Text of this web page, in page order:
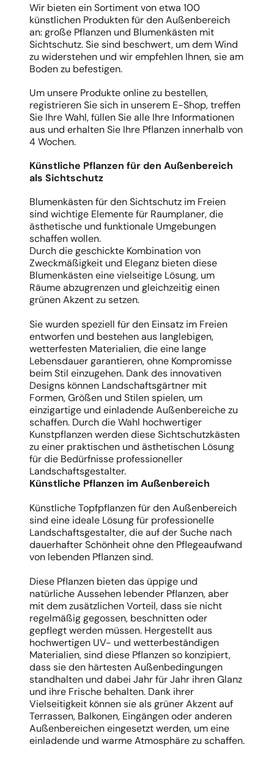
Wir bieten ein Sortiment von etwa 100
künstlichen Produkten für den Außenbereich
an: große Pflanzen und Blumenkästen mit
Sichtschutz. Sie sind beschwert, um dem Wind
zu widerstehen und wir empfehlen Ihnen, sie am
Boden zu befestigen.
Um unsere Produkte online zu bestellen,
registrieren Sie sich in unserem E-Shop, treffen
Sie Ihre Wahl, füllen Sie alle Ihre Informationen
aus und erhalten Sie Ihre Pflanzen innerhalb von
4 Wochen.
Künstliche Pflanzen für den Außenbereich
als Sichtschutz
Blumenkästen für den Sichtschutz im Freien
sind wichtige Elemente für Raumplaner, die
ästhetische und funktionale Umgebungen
schaffen wollen.
Durch die geschickte Kombination von
Zweckmäßigkeit und Eleganz bieten diese
Blumenkästen eine vielseitige Lösung, um
Räume abzugrenzen und gleichzeitig einen
grünen Akzent zu setzen.
Sie wurden speziell für den Einsatz im Freien
entworfen und bestehen aus langlebigen,
wetterfesten Materialien, die eine lange
Lebensdauer garantieren, ohne Kompromisse
beim Stil einzugehen. Dank des innovativen
Designs können Landschaftsgärtner mit
Formen, Größen und Stilen spielen, um
einzigartige und einladende Außenbereiche zu
schaffen. Durch die Wahl hochwertiger
Kunstpflanzen werden diese Sichtschutzkästen
zu einer praktischen und ästhetischen Lösung
für die Bedürfnisse professioneller
Landschaftsgestalter.
Künstliche Pflanzen im Außenbereich
Künstliche Topfpflanzen für den Außenbereich
sind eine ideale Lösung für professionelle
Landschaftsgestalter, die auf der Suche nach
dauerhafter Schönheit ohne den Pflegeaufwand
von lebenden Pflanzen sind.
Diese Pflanzen bieten das üppige und
natürliche Aussehen lebender Pflanzen, aber
mit dem zusätzlichen Vorteil, dass sie nicht
regelmäßig gegossen, beschnitten oder
gepflegt werden müssen. Hergestellt aus
hochwertigen UV- und wetterbeständigen
Materialien, sind diese Pflanzen so konzipiert,
dass sie den härtesten Außenbedingungen
standhalten und dabei Jahr für Jahr ihren Glanz
und ihre Frische behalten. Dank ihrer
Vielseitigkeit können sie als grüner Akzent auf
Terrassen, Balkonen, Eingängen oder anderen
Außenbereichen eingesetzt werden, um eine
einladende und warme Atmosphäre zu schaffen.